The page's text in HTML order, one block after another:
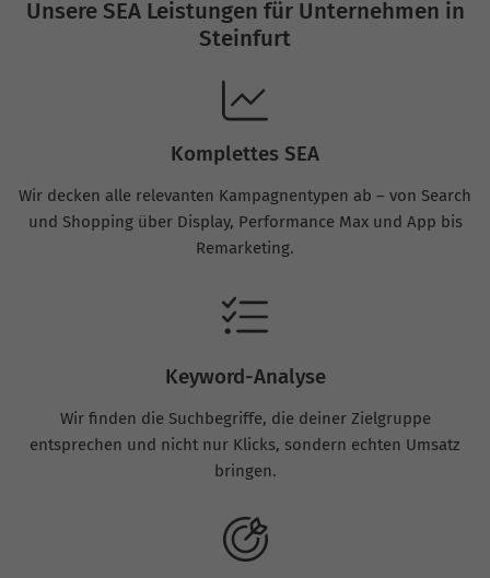
Unsere SEA Leistungen für Unternehmen in
Steinfurt
Komplettes SEA
Wir decken alle relevanten Kampagnentypen ab – von Search
und Shopping über Display, Performance Max und App bis
Remarketing.
Keyword-Analyse
Wir finden die Suchbegriffe, die deiner Zielgruppe
entsprechen und nicht nur Klicks, sondern echten Umsatz
bringen.